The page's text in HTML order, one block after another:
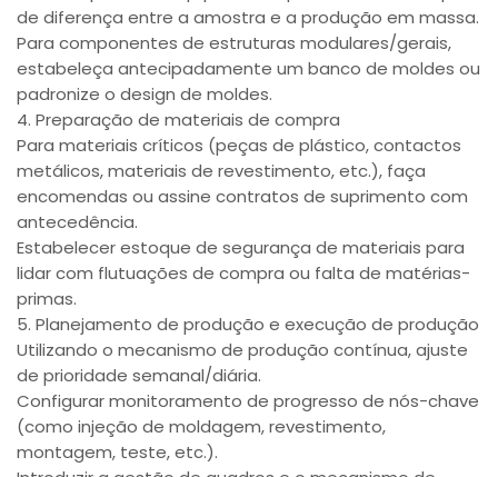
de diferença entre a amostra e a produção em massa.
Para componentes de estruturas modulares/gerais,
estabeleça antecipadamente um banco de moldes ou
padronize o design de moldes.
4. Preparação de materiais de compra
Para materiais críticos (peças de plástico, contactos
metálicos, materiais de revestimento, etc.), faça
encomendas ou assine contratos de suprimento com
antecedência.
Estabelecer estoque de segurança de materiais para
lidar com flutuações de compra ou falta de matérias-
primas.
5. Planejamento de produção e execução de produção
Utilizando o mecanismo de produção contínua, ajuste
de prioridade semanal/diária.
Configurar monitoramento de progresso de nós-chave
(como injeção de moldagem, revestimento,
montagem, teste, etc.).